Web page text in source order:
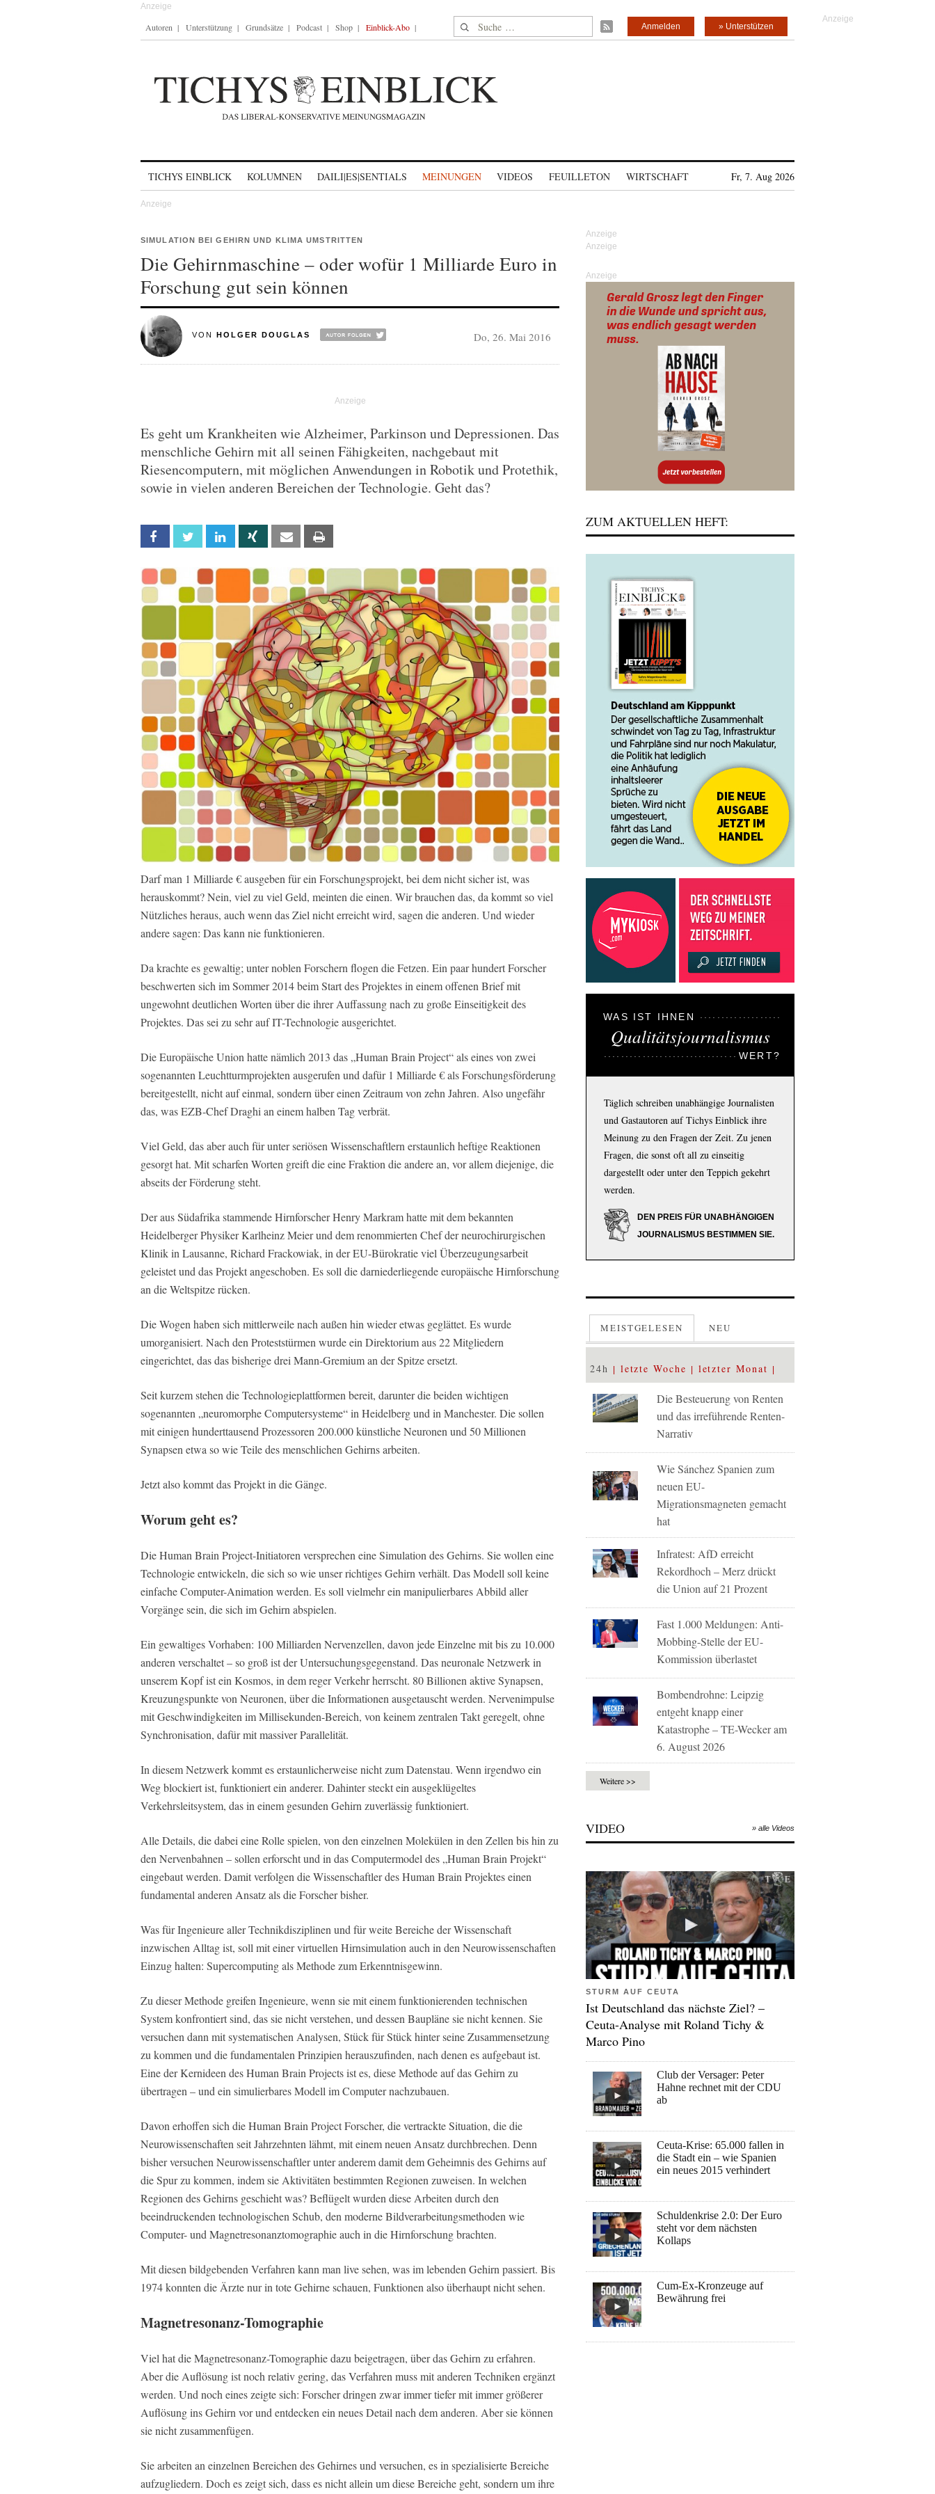
Autoren Unterstützung Grundsätze Podcast Shop Einblick-Abo Suche nach: » Unterstützen
Anmelden
TICHYS EINBLICK KOLUMNEN DAILI|ES|SENTIALS MEINUNGEN VIDEOS FEUILLETON WIRTSCHAFT Fr, 7. Aug 2026
SIMULATION BEI GEHIRN UND KLIMA UMSTRITTEN
Die Gehirnmaschine – oder wofür 1 Milliarde Euro in
Forschung gut sein können
VON HOLGER DOUGLAS Do, 26. Mai 2016
Es geht um Krankheiten wie Alzheimer, Parkinson und Depressionen. Das
menschliche Gehirn mit all seinen Fähigkeiten, nachgebaut mit
Riesencomputern, mit möglichen Anwendungen in Robotik und Protethik,
sowie in vielen anderen Bereichen der Technologie. Geht das?
Facebook Twitter Linkedin Xing Email
Darf man 1 Milliarde € ausgeben für ein Forschungsprojekt, bei dem nicht sicher ist, was
herauskommt? Nein, viel zu viel Geld, meinten die einen. Wir brauchen das, da kommt so viel
Nützliches heraus, auch wenn das Ziel nicht erreicht wird, sagen die anderen. Und wieder
andere sagen: Das kann nie funktionieren.
Da krachte es gewaltig; unter noblen Forschern flogen die Fetzen. Ein paar hundert Forscher
beschwerten sich im Sommer 2014 beim Start des Projektes in einem offenen Brief mit
ungewohnt deutlichen Worten über die ihrer Auffassung nach zu große Einseitigkeit des
Projektes. Das sei zu sehr auf IT-Technologie ausgerichtet.
Die Europäische Union hatte nämlich 2013 das „Human Brain Project“ als eines von zwei
sogenannten Leuchtturmprojekten ausgerufen und dafür 1 Milliarde € als Forschungsförderung
bereitgestellt, nicht auf einmal, sondern über einen Zeitraum von zehn Jahren. Also ungefähr
das, was EZB-Chef Draghi an einem halben Tag verbrät.
Viel Geld, das aber auch für unter seriösen Wissenschaftlern erstaunlich heftige Reaktionen
gesorgt hat. Mit scharfen Worten greift die eine Fraktion die andere an, vor allem diejenige, die
abseits der Förderung steht.
Der aus Südafrika stammende Hirnforscher Henry Markram hatte mit dem bekannten
Heidelberger Physiker Karlheinz Meier und dem renommierten Chef der neurochirurgischen
Klinik in Lausanne, Richard Frackowiak, in der EU-Bürokratie viel Überzeugungsarbeit
geleistet und das Projekt angeschoben. Es soll die darniederliegende europäische Hirnforschung
an die Weltspitze rücken.
Die Wogen haben sich mittlerweile nach außen hin wieder etwas geglättet. Es wurde
umorganisiert. Nach den Proteststürmen wurde ein Direktorium aus 22 Mitgliedern
eingerichtet, das das bisherige drei Mann-Gremium an der Spitze ersetzt.
Seit kurzem stehen die Technologieplattformen bereit, darunter die beiden wichtigen
sogenannten „neuromorphe Computersysteme“ in Heidelberg und in Manchester. Die sollen
mit einigen hunderttausend Prozessoren 200.000 künstliche Neuronen und 50 Millionen
Synapsen etwa so wie Teile des menschlichen Gehirns arbeiten.
Jetzt also kommt das Projekt in die Gänge.
Worum geht es?
Die Human Brain Project-Initiatoren versprechen eine Simulation des Gehirns. Sie wollen eine
Technologie entwickeln, die sich so wie unser richtiges Gehirn verhält. Das Modell soll keine
einfache Computer-Animation werden. Es soll vielmehr ein manipulierbares Abbild aller
Vorgänge sein, die sich im Gehirn abspielen.
Ein gewaltiges Vorhaben: 100 Milliarden Nervenzellen, davon jede Einzelne mit bis zu 10.000
anderen verschaltet – so groß ist der Untersuchungsgegenstand. Das neuronale Netzwerk in
unserem Kopf ist ein Kosmos, in dem reger Verkehr herrscht. 80 Billionen aktive Synapsen,
Kreuzungspunkte von Neuronen, über die Informationen ausgetauscht werden. Nervenimpulse
mit Geschwindigkeiten im Millisekunden-Bereich, von keinem zentralen Takt geregelt, ohne
Synchronisation, dafür mit massiver Parallelität.
In diesem Netzwerk kommt es erstaunlicherweise nicht zum Datenstau. Wenn irgendwo ein
Weg blockiert ist, funktioniert ein anderer. Dahinter steckt ein ausgeklügeltes
Verkehrsleitsystem, das in einem gesunden Gehirn zuverlässig funktioniert.
Alle Details, die dabei eine Rolle spielen, von den einzelnen Molekülen in den Zelle­n bis hin zu
den Nervenbahnen – sollen erforscht und in das Computermodel des „Human Brain Projekt“
eingebaut werden. Damit verfolgen die Wissenschaftler des Human Brain Projektes einen
fundamental anderen Ansatz als die Forscher bisher.
Was für Ingenieure aller Technikdisziplinen und für weite Bereiche der Wissenschaft
inzwischen Alltag ist, soll mit einer virtuellen Hirnsimulation auch in den Neurowissenschaften
Einzug halten: Supercomputing als Methode zum Erkenntnisgewinn.
Zu dieser Methode greifen Ingenieure, wenn sie mit einem funktionierenden technischen
System konfrontiert sind, das sie nicht verstehen, und dessen Baupläne sie nicht kennen. Sie
versuchen dann mit systematischen Analysen, Stück für Stück hinter seine Zusammensetzung
zu kommen und die fundamentalen Prinzipien herauszufinden, nach denen es aufgebaut ist.
Eine der Kernideen des Human Brain Projects ist es, diese Methode auf das Gehirn zu
übertragen – und ein simulierbares Modell im Computer nachzubauen.
Davon erhoffen sich die Human Brain Project Forscher, die vertrackte Situation, die die
Neurowissenschaften seit Jahrzehnten lähmt, mit einem neuen Ansatz durchbrechen. Denn
bisher versuchen Neurowissenschaftler unter anderem damit dem Geheimnis des Gehirns auf
die Spur zu kommen, indem sie Aktivitäten bestimmten Regionen zuweisen. In welchen
Regionen des Gehirns geschieht was? Beflügelt wurden diese Arbeiten durch den
beeindruckenden technologischen Schub, den moderne Bildverarbeitungsmethoden wie
Computer- und Magnetresonanztomographie auch in die Hirnforschung brachten.
Mit diesen bildgebenden Verfahren kann man live sehen, was im lebenden Gehirn passiert. Bis
1974 konnten die Ärzte nur in tote Gehirne schauen, Funktionen also überhaupt nicht sehen.
Magnetresonanz-Tomographie
Viel hat die Magnetresonanz-Tomographie dazu beigetragen, über das Gehirn zu erfahren.
Aber die Auflösung ist noch relativ gering, das Verfahren muss mit anderen Techniken ergänzt
werden. Und noch eines zeigte sich: Forscher dringen zwar immer tiefer mit immer größerer
Auflösung ins Gehirn vor und entdecken ein neues Detail nach dem anderen. Aber sie können
sie nicht zusammenfügen.
Sie arbeiten an einzelnen Bereichen des Gehirnes und versuchen, es in spezialisierte Bereiche
aufzugliedern. Doch es zeigt sich, dass es nicht allein um diese Bereiche geht, sondern um ihre
Anzeige
ZUM AKTUELLEN HEFT:
WAS IST IHNEN
Qualitätsjournalismus
WERT?
Täglich schreiben unabhängige Journalisten
und Gastautoren auf Tichys Einblick ihre
Meinung zu den Fragen der Zeit. Zu jenen
Fragen, die sonst oft all zu einseitig
dargestellt oder unter den Teppich gekehrt
werden.
DEN PREIS FÜR UNABHÄNGIGEN
JOURNALISMUS BESTIMMEN SIE.
MEISTGELESEN NEU
24h letzte Woche letzter Monat
Die Besteuerung von Renten
und das irreführende Renten-
Narrativ
Wie Sánchez Spanien zum
neuen EU-
Migrationsmagneten gemacht
hat
Infratest: AfD erreicht
Rekordhoch – Merz drückt
die Union auf 21 Prozent
Fast 1.000 Meldungen: Anti-
Mobbing-Stelle der EU-
Kommission überlastet
Bombendrohne: Leipzig
entgeht knapp einer
Katastrophe – TE-Wecker am
6. August 2026
Weitere >>
VIDEO » alle Videos
STURM AUF CEUTA
Ist Deutschland das nächste Ziel? –
Ceuta-Analyse mit Roland Tichy &
Marco Pino
Club der Versager: Peter
Hahne rechnet mit der CDU
ab
Ceuta-Krise: 65.000 fallen in
die Stadt ein – wie Spanien
ein neues 2015 verhindert
Schuldenkrise 2.0: Der Euro
steht vor dem nächsten
Kollaps
Cum-Ex-Kronzeuge auf
Bewährung frei